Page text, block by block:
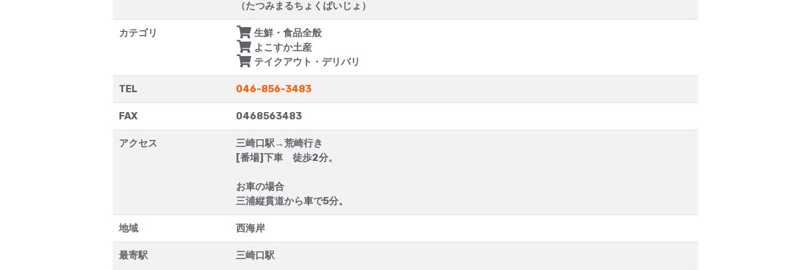
（たつみまるちょくばいじょ）
カテゴリ
生鮮・食品全般
よこすか土産
テイクアウト・デリバリ
TEL 046-856-3483
FAX 0468563483
アクセス
三崎口駅→荒崎行き
[番場]下車 徒歩2分。
お車の場合
三浦縦貫道から車で5分。
地域 西海岸
最寄駅 三崎口駅